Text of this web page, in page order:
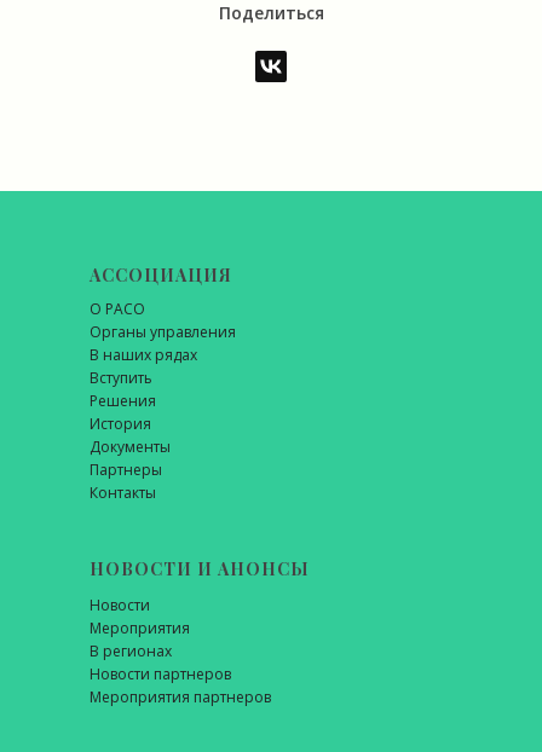
Поделиться
АССОЦИАЦИЯ
О РАСО
Органы управления
В наших рядах
Вступить
Решения
История
Документы
Партнеры
Контакты
НОВОСТИ И АНОНСЫ
Новости
Мероприятия
В регионах
Новости партнеров
Мероприятия партнеров